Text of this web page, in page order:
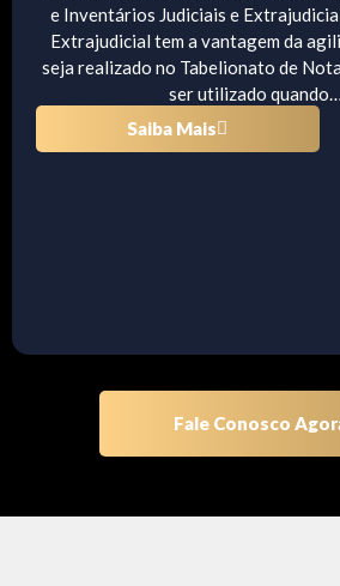
e Inventários Judiciais e
Extrajudicial tem a vantagem da
seja realizado no Tabelionato de
ser utilizado quando…
Saiba Mais
Fale Conosco